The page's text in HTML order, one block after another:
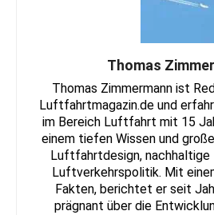
Thomas
Thomas Zimmermann ist
Luftfahrtmagazin.de und
im Bereich Luftfahrt mit 15
einem tiefen Wissen und
Luftfahrtdesign, nachhaltige
Luftverkehrspolitik. Mit
Fakten, berichtet er seit
prägnant über die